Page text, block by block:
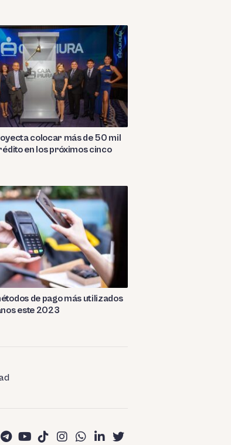
colocar más de 50 mil
en los próximos cinco
de pago más utilizados
este 2023